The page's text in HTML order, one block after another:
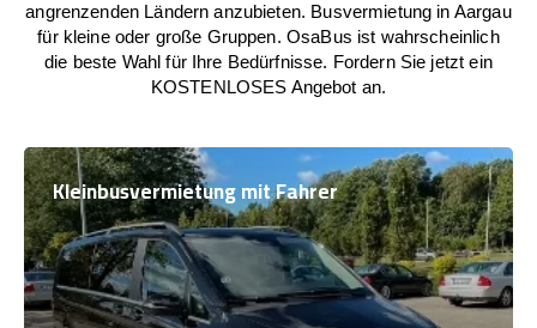
angrenzenden Ländern anzubieten. Busvermietung in Aargau
für kleine oder große Gruppen. OsaBus ist wahrscheinlich
die beste Wahl für Ihre Bedürfnisse. Fordern Sie jetzt ein
KOSTENLOSES Angebot an.
Kleinbusvermietung mit Fahrer